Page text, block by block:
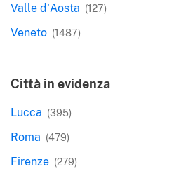
Valle d'Aosta (127)
Veneto (1487)
Città in evidenza
Lucca (395)
Roma (479)
Firenze (279)